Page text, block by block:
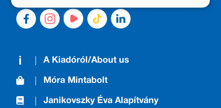
A Kiadóról/About us
Móra Mintabolt
Janikovszky Éva Alapítvány